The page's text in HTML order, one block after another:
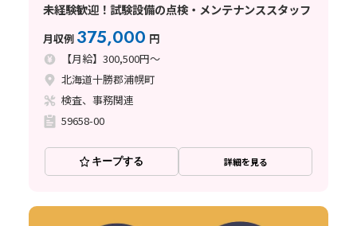
未経験歓迎！試験設備の点検・メンテナンススタッフ
月収例 375,000 円
【月給】300,500円～
北海道十勝郡浦幌町
検査、事務関連
59658-00
キープする 詳細を見る